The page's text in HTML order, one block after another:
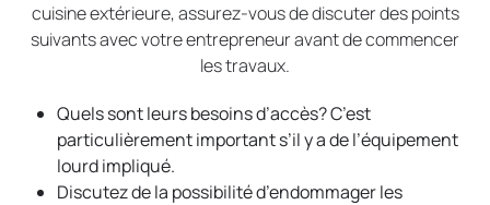
cuisine extérieure, assurez-vous de discuter des points
suivants avec votre entrepreneur avant de commencer
les travaux.
Quels sont leurs besoins d’accès? C’est
particulièrement important s’il y a de l’équipement
lourd impliqué.
Discutez de la possibilité d’endommager les